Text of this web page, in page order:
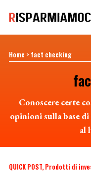
Home > fact checking
Conoscere certe
opinioni sulla base
al
QUICK POST Prodotti di